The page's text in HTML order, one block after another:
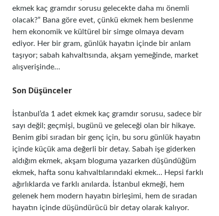
ekmek kaç gramdır sorusu gelecekte daha mı önemli
olacak?” Bana göre evet, çünkü ekmek hem beslenme
hem ekonomik ve kültürel bir simge olmaya devam
ediyor. Her bir gram, günlük hayatın içinde bir anlam
taşıyor; sabah kahvaltısında, akşam yemeğinde, market
alışverişinde…
Son Düşünceler
İstanbul’da 1 adet ekmek kaç gramdır sorusu, sadece bir
sayı değil; geçmişi, bugünü ve geleceği olan bir hikaye.
Benim gibi sıradan bir genç için, bu soru günlük hayatın
içinde küçük ama değerli bir detay. Sabah işe giderken
aldığım ekmek, akşam bloguma yazarken düşündüğüm
ekmek, hafta sonu kahvaltılarındaki ekmek… Hepsi farklı
ağırlıklarda ve farklı anılarda. İstanbul ekmeği, hem
gelenek hem modern hayatın birleşimi, hem de sıradan
hayatın içinde düşündürücü bir detay olarak kalıyor.